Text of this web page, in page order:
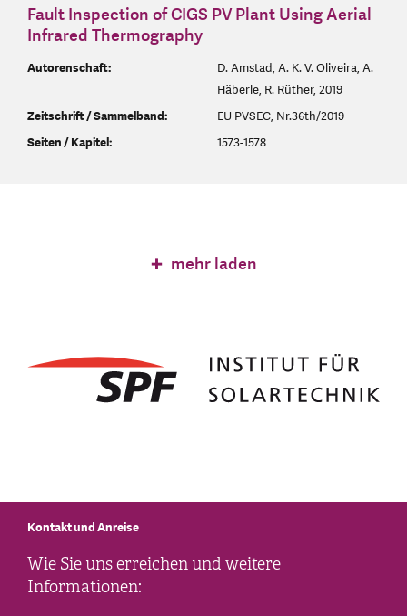
Fault Inspection of CIGS PV Plant Using Aerial
Infrared Thermography
Autorenschaft:
D. Amstad, A. K. V. Oliveira, A.
Häberle, R. Rüther, 2019
Zeitschrift / Sammelband:
EU PVSEC, Nr.36th/2019
Seiten / Kapitel:
1573-1578
mehr laden
Kontakt und Anreise
Wie Sie uns erreichen und weitere
Informationen: